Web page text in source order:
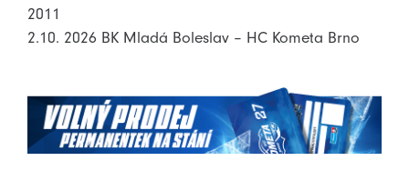
2011
2.10. 2026 BK Mladá Boleslav – HC Kometa Brno